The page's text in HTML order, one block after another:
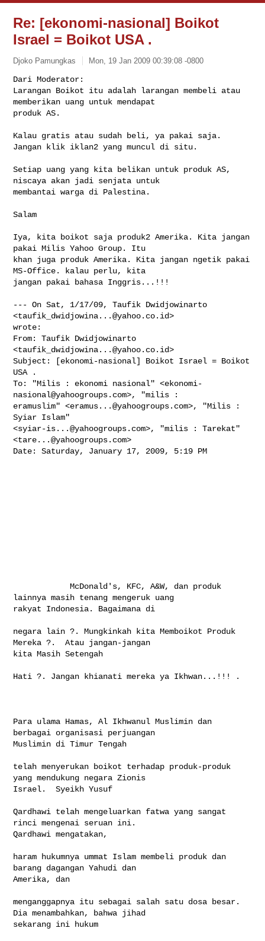
Re: [ekonomi-nasional] Boikot
Israel = Boikot USA .
Djoko Pamungkas Mon, 19 Jan 2009 00:39:08 -0800
Dari Moderator:
Larangan Boikot itu adalah larangan membeli atau
memberikan uang untuk mendapat
produk AS.
Kalau gratis atau sudah beli, ya pakai saja.
Jangan klik iklan2 yang muncul di situ.
Setiap uang yang kita belikan untuk produk AS,
niscaya akan jadi senjata untuk
membantai warga di Palestina.
Salam
Iya, kita boikot saja produk2 Amerika. Kita jangan
pakai Milis Yahoo Group. Itu
khan juga produk Amerika. Kita jangan ngetik pakai
MS-Office. kalau perlu, kita
jangan pakai bahasa Inggris...!!!
--- On Sat, 1/17/09, Taufik Dwidjowinarto
<taufik_dwidjowina...@yahoo.co.id>
wrote:
From: Taufik Dwidjowinarto
<taufik_dwidjowina...@yahoo.co.id>
Subject: [ekonomi-nasional] Boikot Israel = Boikot
USA .
To: "Milis : ekonomi nasional" <ekonomi-
nasional@yahoogroups.com>, "milis :
eramuslim" <eramus...@yahoogroups.com>, "Milis :
Syiar Islam"
<syiar-is...@yahoogroups.com>, "milis : Tarekat"
<tare...@yahoogroups.com>
Date: Saturday, January 17, 2009, 5:19 PM
            McDonald's, KFC, A&W, dan produk
lainnya masih tenang mengeruk uang
rakyat Indonesia. Bagaimana di
negara lain ?. Mungkinkah kita Memboikot Produk
Mereka ?.  Atau jangan-jangan
kita Masih Setengah
Hati ?. Jangan khianati mereka ya Ikhwan...!!! .
Para ulama Hamas, Al Ikhwanul Muslimin dan
berbagai organisasi perjuangan
Muslimin di Timur Tengah
telah menyerukan boikot terhadap produk-produk
yang mendukung negara Zionis
Israel.  Syeikh Yusuf
Qardhawi telah mengeluarkan fatwa yang sangat
rinci mengenai seruan ini.
Qardhawi mengatakan,
haram hukumnya ummat Islam membeli produk dan
barang dagangan Yahudi dan
Amerika, dan
menganggapnya itu sebagai salah satu dosa besar.
Dia menambahkan, bahwa jihad
sekarang ini hukum